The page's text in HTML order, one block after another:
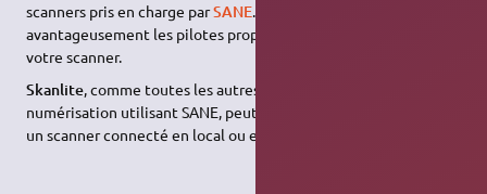
scanners pris en charge parSANE
avantageusement les pilotes propriétaires afin de commander
votre scanner.
Skanlite, comme toutes les autres applications de
numérisation utilisant SANE, peut aussi bien fonctionner avec
un scanner connecté en local ou en réseau.